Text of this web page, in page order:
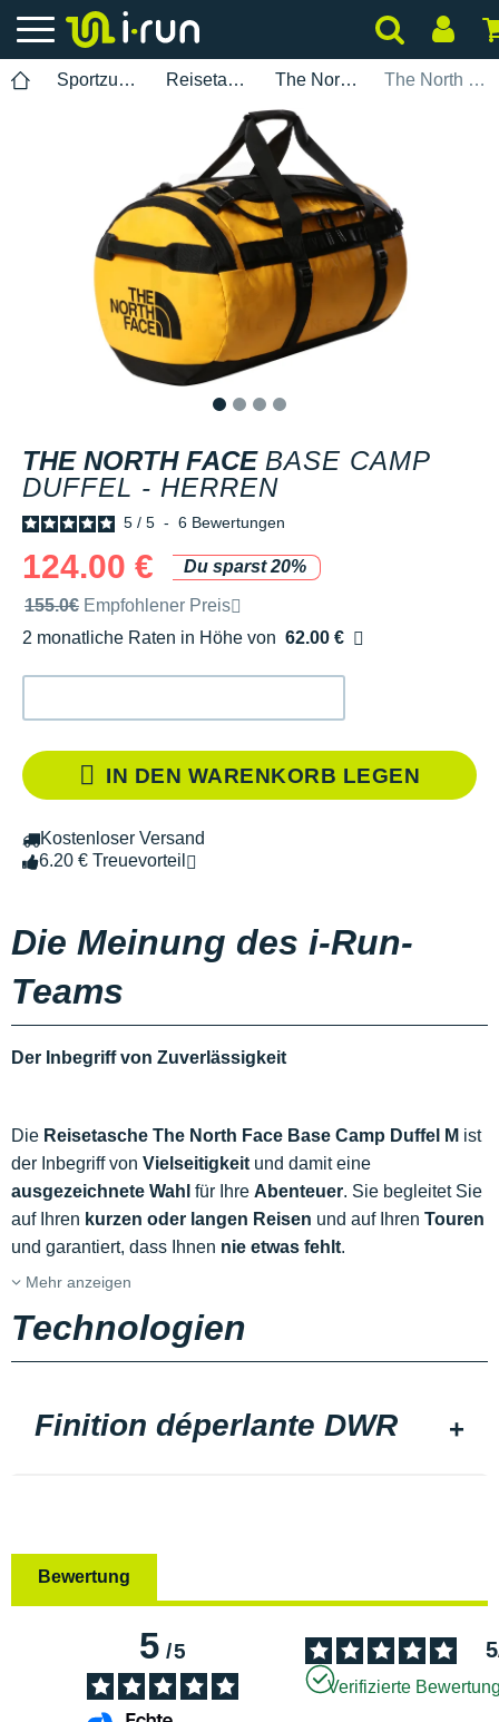
Sportzubehör Reisetaschen The North Face The North Face Base Camp Duffel - Herren
THE NORTH FACE BASE CAMP
DUFFEL - HERREN
5 / 5 - 6 Bewertungen
124.00 €
Du sparst 20%
Unverbindliche Preisempfehlung der Marke
155.0€ Empfohlener Preis
2 monatliche Raten in Höhe von 62.00 €
Ohne Zusatzkosten
IN DEN WARENKORB LEGEN
Kostenloser Versand
6.20 € Treuevorteil
Die Meinung des i-Run-
Teams
Der Inbegriff von Zuverlässigkeit
Die Reisetasche The North Face Base Camp Duffel M ist
der Inbegriff von Vielseitigkeit und damit eine
ausgezeichnete Wahl für Ihre Abenteuer. Sie begleitet Sie
auf Ihren kurzen oder langen Reisen und auf Ihren Touren
und garantiert, dass Ihnen nie etwas fehlt.
Mehr anzeigen
Technologien
Finition déperlante DWR
Bewertung
5/5 5
Verifizierte